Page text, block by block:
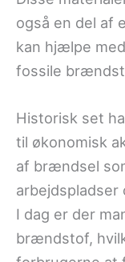
også en del af
kan hjælpe
fossile
Historisk set
til økonomisk
af brændsel
arbejdspladser
I dag er der
brændstof,